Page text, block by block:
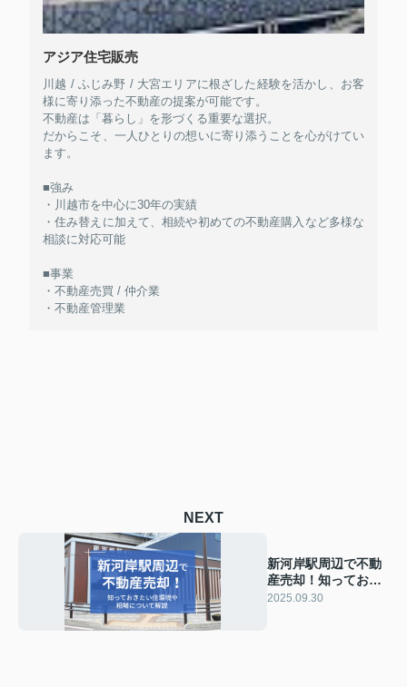
アジア住宅販売
川越 / ふじみ野 / 大宮エリアに根ざした経験を活かし、お客
様に寄り添った不動産の提案が可能です。
不動産は「暮らし」を形づくる重要な選択。
だからこそ、一人ひとりの想いに寄り添うことを心がけてい
ます。
■強み
・川越市を中心に30年の実績
・住み替えに加えて、相続や初めての不動産購入など多様な
相談に対応可能
■事業
・不動産売買 / 仲介業
・不動産管理業
NEXT
新河岸駅周辺で不動
産売却！知っておき
たい住環境や相場に
2025.09.30